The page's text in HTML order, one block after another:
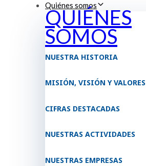
Quiénes somos
QUIÉNES
SOMOS
NUESTRA HISTORIA
MISIÓN, VISIÓN Y VALORES
CIFRAS DESTACADAS
NUESTRAS ACTIVIDADES
NUESTRAS EMPRESAS